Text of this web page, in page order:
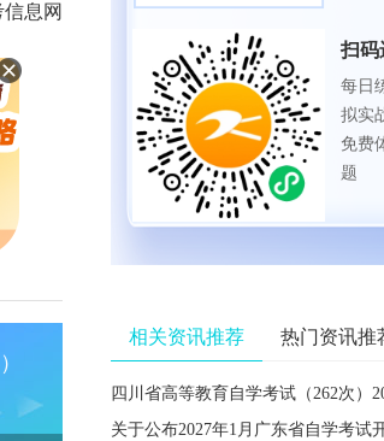
息网
扫码
每日
拟实
免费
题
相关资讯推荐 热门资讯推